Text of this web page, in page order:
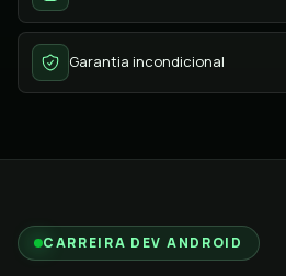
Garantia incondicional
CARREIRA DEV ANDROID